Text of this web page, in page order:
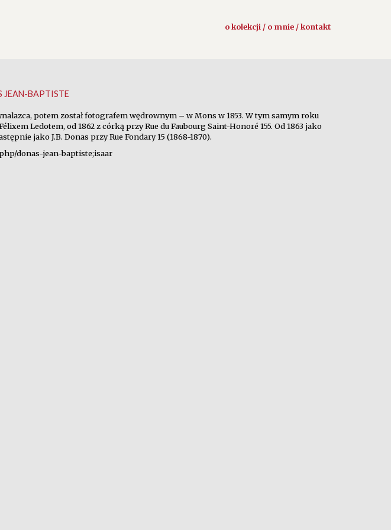
o kolekcji / o mnie / kontakt
JEAN-BAPTISTE
potem został fotografem wędrownym – w Mons w 1853. W tym samym roku
Ledotem, od 1862 z córką przy Rue du Faubourg Saint-Honoré 155. Od 1863 jako
jako J.B. Donas przy Rue Fondary 15 (1868-1870).
donas-jean-baptiste;isaar